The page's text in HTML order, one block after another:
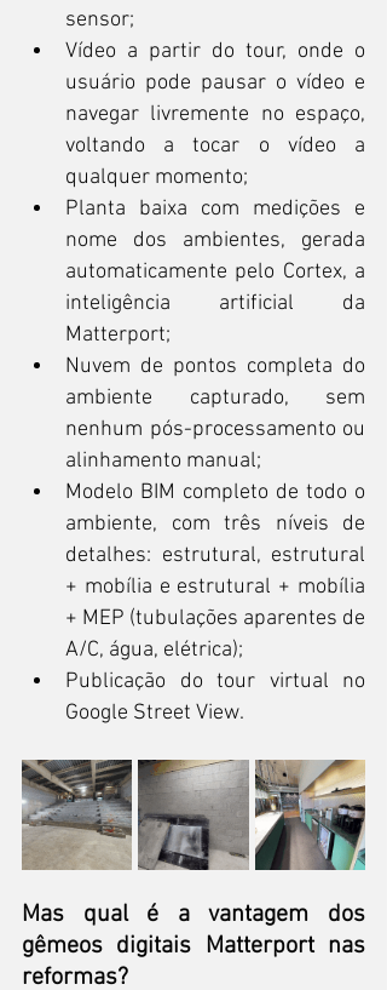
sensor;
Vídeo a partir do tour, onde o
usuário pode pausar o vídeo e
navegar livremente no espaço,
voltando a tocar o vídeo a
qualquer momento;
Planta baixa com medições e
nome dos ambientes, gerada
automaticamente pelo Cortex, a
inteligência artificial da
Matterport;
Nuvem de pontos completa do
ambiente capturado, sem
nenhum pós-processamento ou
alinhamento manual;
Modelo BIM completo de todo o
ambiente, com três níveis de
detalhes: estrutural, estrutural
+ mobília e estrutural + mobília
+ MEP (tubulações aparentes de
A/C, água, elétrica);
Publicação do tour virtual no
Google Street View.
Mas qual é a vantagem dos
gêmeos digitais Matterport nas
reformas?